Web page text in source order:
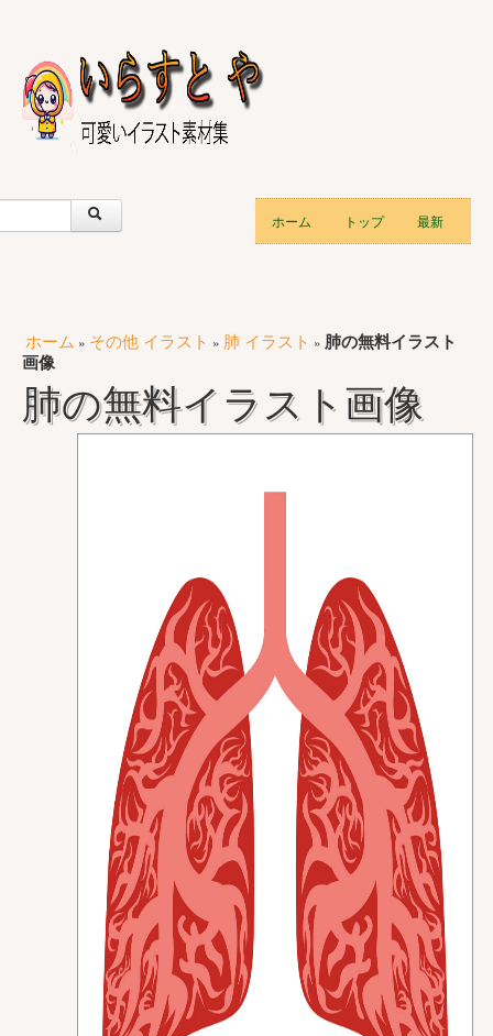
ホーム トップ 最新
ホーム » その他 イラスト » 肺 イラスト » 肺の無料イラスト
画像
肺の無料イラスト画像